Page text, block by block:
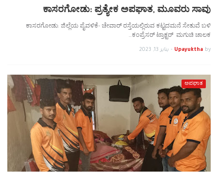
ಕಾಸರಗೋಡು: ಪ್ರತ್ಯೇಕ ಅಪಘಾತ, ಮೂವರು ಸಾವು
ಕಾಸರಗೋಡು: ಜಿಲ್ಲೆಯ ಪೈವಳಿಕೆ- ಚೇವಾರ್ ರಸ್ತೆಯಲ್ಲಿರುವ ಕಟ್ಟದಮನೆ ಸೇತುವೆ ಬಳಿ
ಕಂಪ್ರೆಸರ್ ಟ್ರಾಕ್ಟರ್ ಮಗುಚಿ ಚಾಲಕ…
by
Upayuktha
- يناير 13, 2023
ಅಪಘಾತ